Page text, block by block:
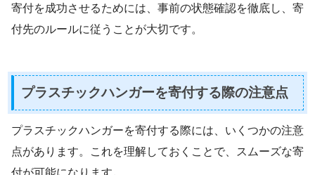
寄付を成功させるためには、事前の状態確認を徹底し、寄
付先のルールに従うことが大切です。
プラスチックハンガーを寄付する際の注意点
プラスチックハンガーを寄付する際には、いくつかの注意
点があります。これを理解しておくことで、スムーズな寄
付が可能になります。